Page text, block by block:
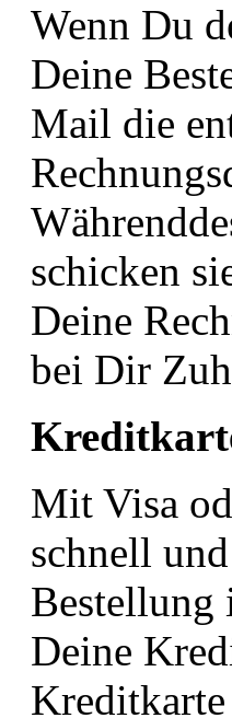
Wenn Du
Deine
Mail die
schicken
Deine
bei Dir
Mit Visa
schnell
Bestellung
Deine